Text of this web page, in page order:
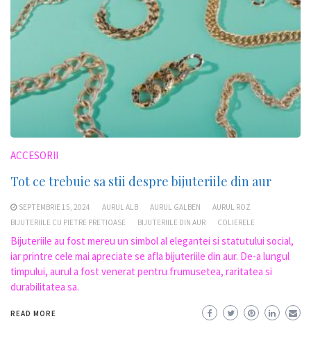
ACCESORII
Tot ce trebuie sa stii despre bijuteriile din aur
SEPTEMBRIE 15, 2024 AURUL ALB AURUL GALBEN
AURUL ROZ
BIJUTERIILE CU PIETRE PRETIOASE
BIJUTERIILE DIN AUR COLIERELE
Bijuteriile au fost mereu un simbol al elegantei si statutului social,
iar printre cele mai apreciate se afla bijuteriile din aur. De-a lungul
timpului, aurul a fost venerat pentru frumusetea, raritatea si
durabilitatea sa.
READ MORE